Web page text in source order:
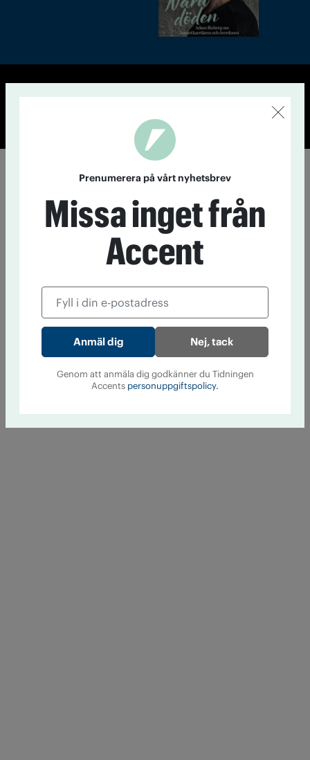
© Tidningen Accent 2026
Prenumerera på vårt nyhetsbrev
Missa inget från
Accent
Nej, tack
Genom att anmäla dig godkänner du Tidningen
Accents personuppgiftspolicy.